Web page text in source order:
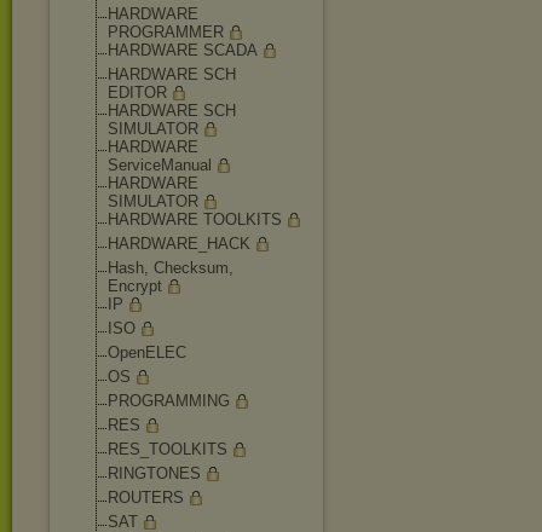
HARDWARE
PROGRAMMER
HARDWARE SCADA
HARDWARE SCH
EDITOR
HARDWARE SCH
SIMULATOR
HARDWARE
ServiceManual
HARDWARE
SIMULATOR
HARDWARE TOOLKITS
HARDWARE_HACK
Hash, Checksum,
Encrypt
IP
ISO
OpenELEC
OS
PROGRAMMING
RES
RES_TOOLKITS
RINGTONES
ROUTERS
SAT